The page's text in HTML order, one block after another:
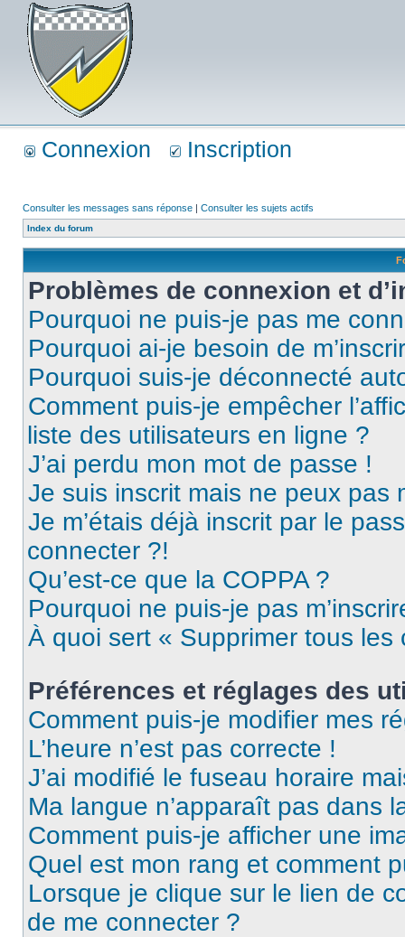
Connexion Inscription
Consulter les messages sans réponse | Consulter les sujets actifs
Index du forum
Problèmes de connexion et
Pourquoi ne puis-je pas me
Pourquoi ai-je besoin de
Pourquoi suis-je déconnecté
Comment puis-je empêcher
liste des utilisateurs en ligne ?
J’ai perdu mon mot de passe !
Je suis inscrit mais ne peux pas
Je m’étais déjà inscrit par le
connecter ?!
Qu’est-ce que la COPPA ?
Pourquoi ne puis-je pas
À quoi sert « Supprimer tous les
Préférences et réglages des
Comment puis-je modifier mes
L’heure n’est pas correcte !
J’ai modifié le fuseau horaire
Ma langue n’apparaît pas dans
Comment puis-je afficher une
Quel est mon rang et comment
Lorsque je clique sur le lien de
de me connecter ?